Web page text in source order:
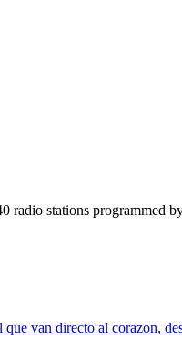
radio stations programmed
van directo al corazon,